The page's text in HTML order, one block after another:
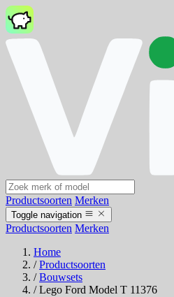
Productsoorten Merken
Toggle navigation
Productsoorten Merken
Home
/ Productsoorten
/ Bouwsets
/ Lego Ford Model T 11376